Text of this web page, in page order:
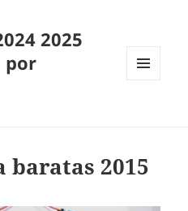
2025
por
baratas 2015